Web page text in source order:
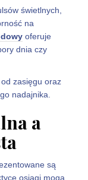
świetlnych,
na
oferuje
dnia czy
zasięgu oraz
nadajnika.
a
są
osiągi mogą